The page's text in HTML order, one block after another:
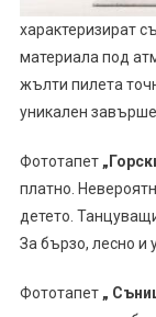
характеризират
материала под
жълти пилета
уникален
Фототапет
платно.
детето.
За бързо, лесно и
Фототапет „